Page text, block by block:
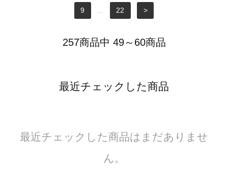
9 22 >
257商品中 49～60商品
最近チェックした商品
最近チェックした商品はまだありませ
ん。